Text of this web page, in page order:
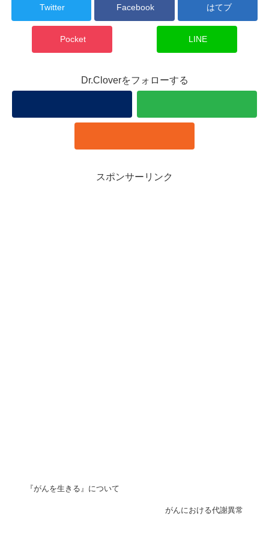
Twitter Facebook はてブ
Pocket LINE
Dr.Cloverをフォローする
スポンサーリンク
『がんを生きる』について
がんにおける代謝異常